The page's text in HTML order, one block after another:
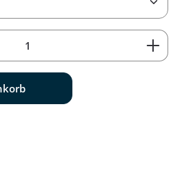
den gewünschten Wert ein